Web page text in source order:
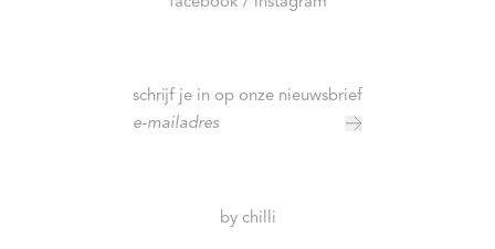
schrijf je in op onze nieuwsbrief
by chilli